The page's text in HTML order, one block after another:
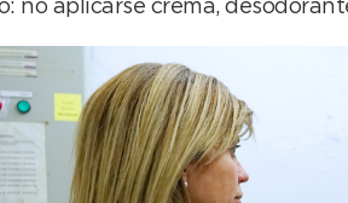
no aplicarse crema,